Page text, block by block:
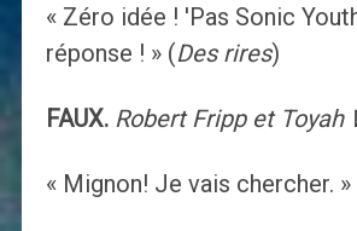
« Zéro idée ! 'Pas Sonic
réponse ! » (Des rires)
FAUX. Robert Fripp et Toyah
« Mignon! Je vais chercher. »